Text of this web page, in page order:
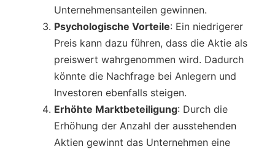
Unternehmensanteilen gewinnen.
Psychologische Vorteile: Ein niedrigerer
Preis kann dazu führen, dass die Aktie als
preiswert wahrgenommen wird. Dadurch
könnte die Nachfrage bei Anlegern und
Investoren ebenfalls steigen.
Erhöhte Marktbeteiligung: Durch die
Erhöhung der Anzahl der ausstehenden
Aktien gewinnt das Unternehmen eine